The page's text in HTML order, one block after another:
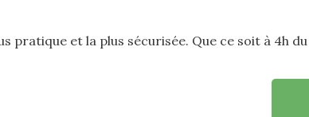
pratique et la plus sécurisée. Que ce soit à 4h